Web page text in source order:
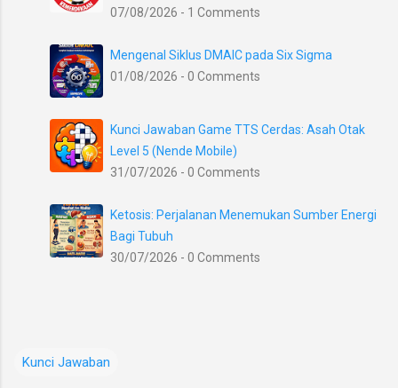
07/08/2026 - 1 Comments
Mengenal Siklus DMAIC pada Six Sigma
01/08/2026 - 0 Comments
Kunci Jawaban Game TTS Cerdas: Asah Otak
Level 5 (Nende Mobile)
31/07/2026 - 0 Comments
Ketosis: Perjalanan Menemukan Sumber Energi
Bagi Tubuh
30/07/2026 - 0 Comments
Kunci Jawaban